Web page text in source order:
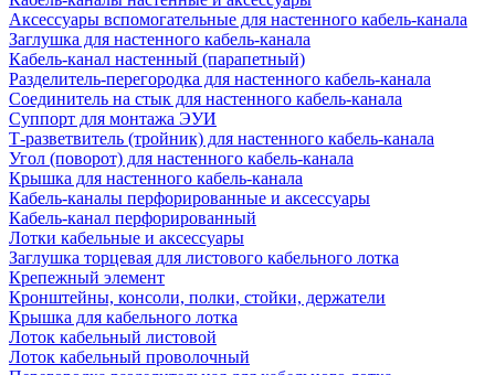
Аксессуары вспомогательные для настенного кабель-канала
Заглушка для настенного кабель-канала
Кабель-канал настенный (парапетный)
Разделитель-перегородка для настенного кабель-канала
Соединитель на стык для настенного кабель-канала
Суппорт для монтажа ЭУИ
Т-разветвитель (тройник) для настенного кабель-канала
Угол (поворот) для настенного кабель-канала
Крышка для настенного кабель-канала
Кабель-каналы перфорированные и аксессуары
Кабель-канал перфорированный
Лотки кабельные и аксессуары
Заглушка торцевая для листового кабельного лотка
Крепежный элемент
Кронштейны, консоли, полки, стойки, держатели
Крышка для кабельного лотка
Лоток кабельный листовой
Лоток кабельный проволочный